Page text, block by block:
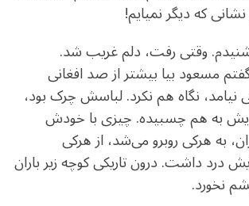
که دیگر نمیایم!
وقتی رفت، دلم غریب شد.
مسعود بیا بیشتر از صد افغانی
نیامد، نگاه هم نکرد. لباسش چرک بود،
به هم چسبیده. چیزی با خودش
به هرکی روبرو می‌شد، از هرکی
داشت. درون تاریکی کوچه زیر باران
نخورد.